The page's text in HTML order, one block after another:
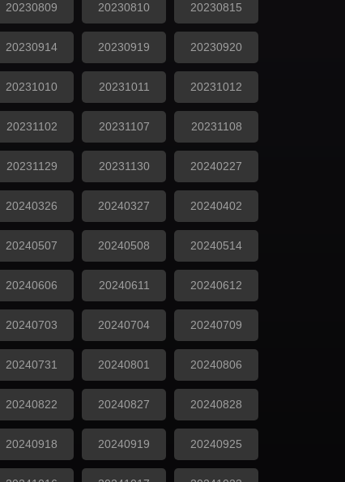
20230809 20230810 20230815
20230914 20230919 20230920
20231010 20231011 20231012
20231102 20231107 20231108
20231129 20231130 20240227
20240326 20240327 20240402
20240507 20240508 20240514
20240606 20240611 20240612
20240703 20240704 20240709
20240731 20240801 20240806
20240822 20240827 20240828
20240918 20240919 20240925